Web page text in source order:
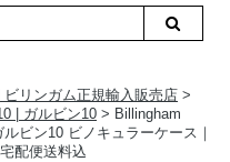
ビリンガム正規輸入販売店 >
| ガルビン10 > Billingham
ビン10 ビノキュラーケース｜
配便送料込